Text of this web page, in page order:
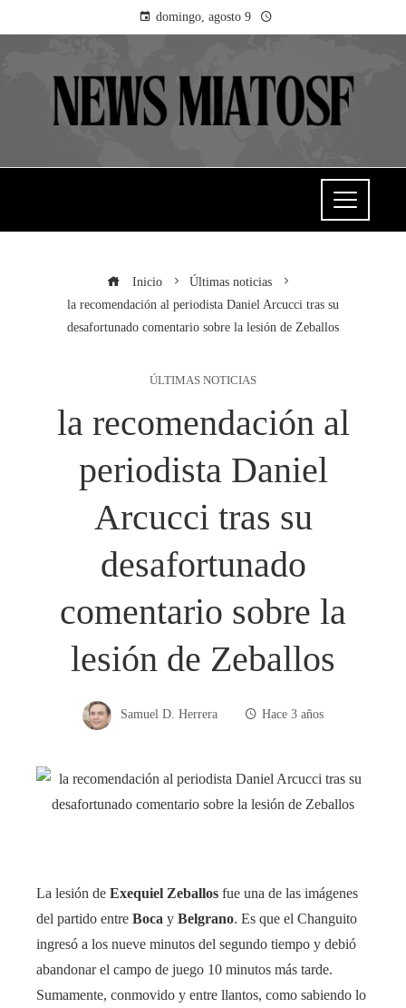
domingo, agosto 9
Inicio
Últimas noticias
la recomendación al periodista Daniel Arcucci tras su
desafortunado comentario sobre la lesión de Zeballos
ÚLTIMAS NOTICIAS
la recomendación al
periodista Daniel
Arcucci tras su
desafortunado
comentario sobre la
lesión de Zeballos
Samuel D. Herrera Hace 3 años
La lesión de Exequiel Zeballos fue una de las imágenes
del partido entre Boca y Belgrano. Es que el Changuito
ingresó a los nueve minutos del segundo tiempo y debió
abandonar el campo de juego 10 minutos más tarde.
Sumamente, conmovido y entre llantos, como sabiendo lo